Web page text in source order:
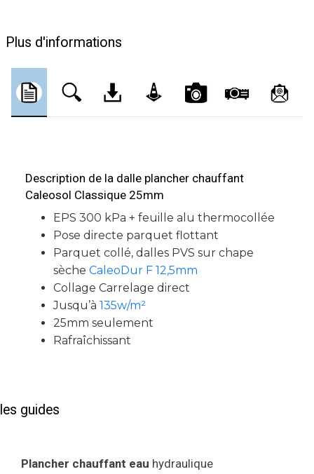
Plus d'informations
Description de la dalle plancher chauffant
Caleosol Classique 25mm
EPS 300 kPa + feuille alu thermocollée
Pose directe parquet flottant
Parquet collé, dalles PVS sur chape
sèche CaleoDur F 12,5mm
Collage Carrelage direct
Jusqu’à 135w/m²
25mm seulement
Rafraîchissant
les guides
Plancher chauffant eau hydraulique